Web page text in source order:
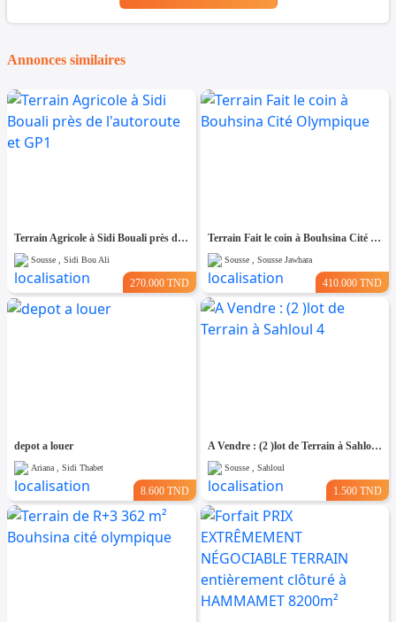
Annonces similaires
Terrain Agricole à Sidi Bouali près de l'autoroute et GP1
Sousse , Sidi Bou Ali
270.000 TND
Terrain Fait le coin à Bouhsina Cité Olympique
Sousse , Sousse Jawhara
410.000 TND
depot a louer
Ariana , Sidi Thabet
8.600 TND
A Vendre : (2 )lot de Terrain à Sahloul 4
Sousse , Sahloul
1.500 TND